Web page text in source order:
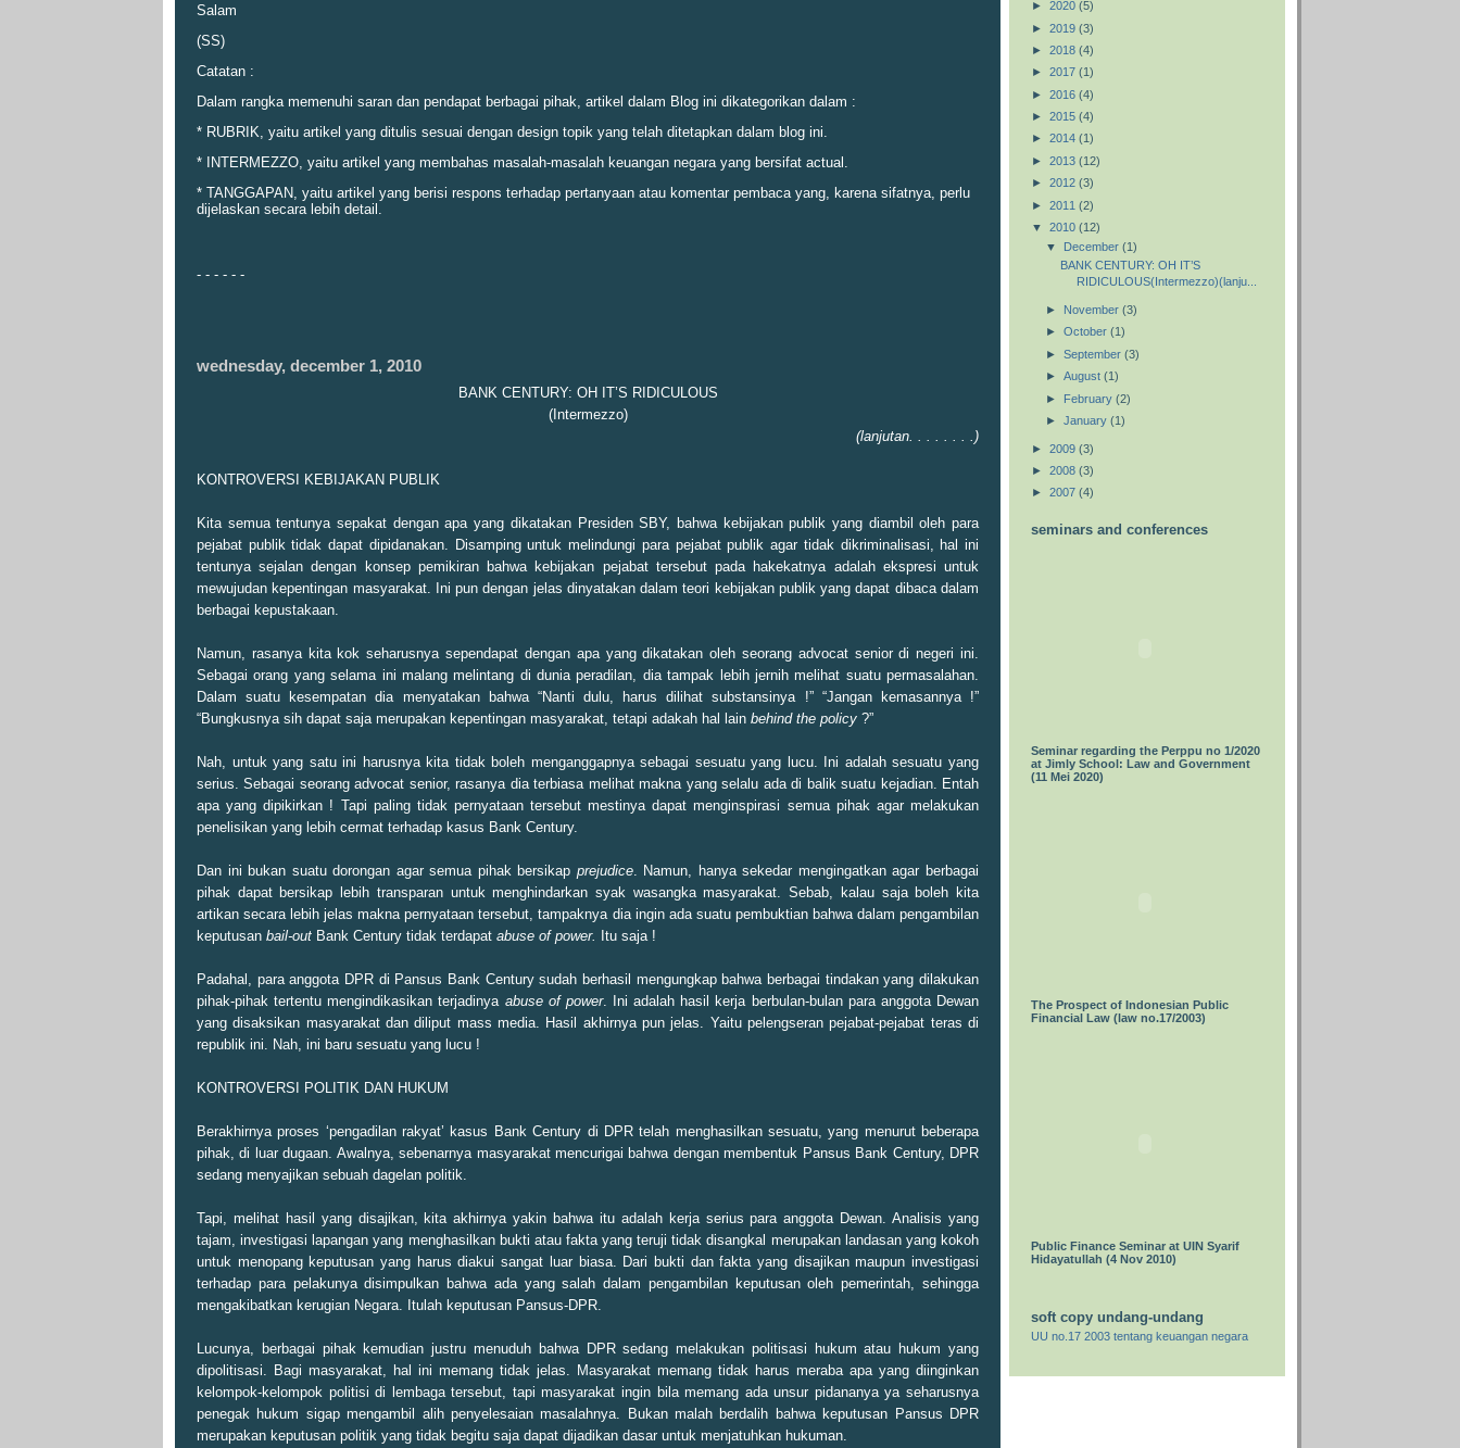
Salam
(SS)
Catatan :
Dalam rangka memenuhi saran dan pendapat berbagai pihak, artikel dalam Blog ini dikategorikan dalam :
* RUBRIK, yaitu artikel yang ditulis sesuai dengan design topik yang telah ditetapkan dalam blog ini.
* INTERMEZZO, yaitu artikel yang membahas masalah-masalah keuangan negara yang bersifat actual.
* TANGGAPAN, yaitu artikel yang berisi respons terhadap pertanyaan atau komentar pembaca yang, karena sifatnya, perlu
dijelaskan secara lebih detail.
- - - - - -
wednesday, december 1, 2010
BANK CENTURY: OH IT’S RIDICULOUS
(Intermezzo)
(lanjutan. . . . . . . .)
KONTROVERSI KEBIJAKAN PUBLIK
Kita semua tentunya sepakat dengan apa yang dikatakan Presiden SBY, bahwa kebijakan publik yang diambil oleh para
pejabat publik tidak dapat dipidanakan. Disamping untuk melindungi para pejabat publik agar tidak dikriminalisasi, hal ini
tentunya sejalan dengan konsep pemikiran bahwa kebijakan pejabat tersebut pada hakekatnya adalah ekspresi untuk
mewujudan kepentingan masyarakat. Ini pun dengan jelas dinyatakan dalam teori kebijakan publik yang dapat dibaca dalam
berbagai kepustakaan.
Namun, rasanya kita kok seharusnya sependapat dengan apa yang dikatakan oleh seorang advocat senior di negeri ini.
Sebagai orang yang selama ini malang melintang di dunia peradilan, dia tampak lebih jernih melihat suatu permasalahan.
Dalam suatu kesempatan dia menyatakan bahwa “Nanti dulu, harus dilihat substansinya !” “Jangan kemasannya !”
“Bungkusnya sih dapat saja merupakan kepentingan masyarakat, tetapi adakah hal lain behind the policy ?”
Nah, untuk yang satu ini harusnya kita tidak boleh menganggapnya sebagai sesuatu yang lucu. Ini adalah sesuatu yang
serius. Sebagai seorang advocat senior, rasanya dia terbiasa melihat makna yang selalu ada di balik suatu kejadian. Entah
apa yang dipikirkan ! Tapi paling tidak pernyataan tersebut mestinya dapat menginspirasi semua pihak agar melakukan
penelisikan yang lebih cermat terhadap kasus Bank Century.
Dan ini bukan suatu dorongan agar semua pihak bersikap prejudice. Namun, hanya sekedar mengingatkan agar berbagai
pihak dapat bersikap lebih transparan untuk menghindarkan syak wasangka masyarakat. Sebab, kalau saja boleh kita
artikan secara lebih jelas makna pernyataan tersebut, tampaknya dia ingin ada suatu pembuktian bahwa dalam pengambilan
keputusan bail-out Bank Century tidak terdapat abuse of power. Itu saja !
Padahal, para anggota DPR di Pansus Bank Century sudah berhasil mengungkap bahwa berbagai tindakan yang dilakukan
pihak-pihak tertentu mengindikasikan terjadinya abuse of power. Ini adalah hasil kerja berbulan-bulan para anggota Dewan
yang disaksikan masyarakat dan diliput mass media. Hasil akhirnya pun jelas. Yaitu pelengseran pejabat-pejabat teras di
republik ini. Nah, ini baru sesuatu yang lucu !
KONTROVERSI POLITIK DAN HUKUM
Berakhirnya proses ‘pengadilan rakyat’ kasus Bank Century di DPR telah menghasilkan sesuatu, yang menurut beberapa
pihak, di luar dugaan. Awalnya, sebenarnya masyarakat mencurigai bahwa dengan membentuk Pansus Bank Century, DPR
sedang menyajikan sebuah dagelan politik.
Tapi, melihat hasil yang disajikan, kita akhirnya yakin bahwa itu adalah kerja serius para anggota Dewan. Analisis yang
tajam, investigasi lapangan yang menghasilkan bukti atau fakta yang teruji tidak disangkal merupakan landasan yang kokoh
untuk menopang keputusan yang harus diakui sangat luar biasa. Dari bukti dan fakta yang disajikan maupun investigasi
terhadap para pelakunya disimpulkan bahwa ada yang salah dalam pengambilan keputusan oleh pemerintah, sehingga
mengakibatkan kerugian Negara. Itulah keputusan Pansus-DPR.
Lucunya, berbagai pihak kemudian justru menuduh bahwa DPR sedang melakukan politisasi hukum atau hukum yang
dipolitisasi. Bagi masyarakat, hal ini memang tidak jelas. Masyarakat memang tidak harus meraba apa yang diinginkan
kelompok-kelompok politisi di lembaga tersebut, tapi masyarakat ingin bila memang ada unsur pidananya ya seharusnya
penegak hukum sigap mengambil alih penyelesaian masalahnya. Bukan malah berdalih bahwa keputusan Pansus DPR
merupakan keputusan politik yang tidak begitu saja dapat dijadikan dasar untuk menjatuhkan hukuman.
► 2020 (5)
► 2019 (3)
► 2018 (4)
► 2017 (1)
► 2016 (4)
► 2015 (4)
► 2014 (1)
► 2013 (12)
► 2012 (3)
► 2011 (2)
▼ 2010 (12)
▼ December (1)
BANK CENTURY: OH IT’S
RIDICULOUS(Intermezzo)(lanju...
► November (3)
► October (1)
► September (3)
► August (1)
► February (2)
► January (1)
► 2009 (3)
► 2008 (3)
► 2007 (4)
seminars and conferences
Seminar regarding the Perppu no 1/2020
at Jimly School: Law and Government
(11 Mei 2020)
The Prospect of Indonesian Public
Financial Law (law no.17/2003)
Public Finance Seminar at UIN Syarif
Hidayatullah (4 Nov 2010)
soft copy undang-undang
UU no.17 2003 tentang keuangan negara